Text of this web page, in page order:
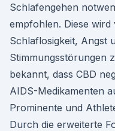
Schlafengehen
empfohlen. Diese
Schlaflosigkeit, Angst
Stimmungsstörungen
bekannt, dass CBD
AIDS-Medikamenten
Prominente und
Durch die erweiterte